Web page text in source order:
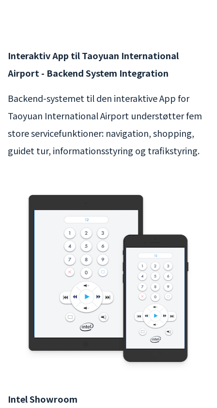
Interaktiv App til Taoyuan International
Airport - Backend System Integration
Backend-systemet til den interaktive App for
Taoyuan International Airport understøtter fem
store servicefunktioner: navigation, shopping,
guidet tur, informationsstyring og trafikstyring.
Intel Showroom